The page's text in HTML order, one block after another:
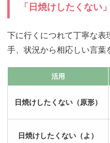
「日焼けしたくない
下に行くにつれて丁寧な表
手、状況から相応しい言葉
活用
日焼けしたくない（原形）
日焼けしたくない（よ）